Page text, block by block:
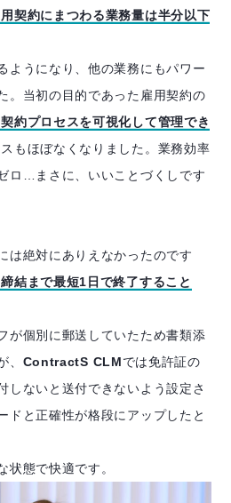
契約にまつわる業務量は半分以下
ようになり、他の業務にもパワー
。当初の目的であった雇用契約の
契約プロセスを可視化して管理でき
もほぼなくなりました。業務効率
ロ…まさに、いいことづくしです
は絶対にありえなかったのです
結まで最短1日で終了すること
が個別に郵送していたため書類添
、 ContractS CLMでは免許証の
しないと送付できないよう設定さ
ドと正確性が格段にアップしたと
状態で快適です。